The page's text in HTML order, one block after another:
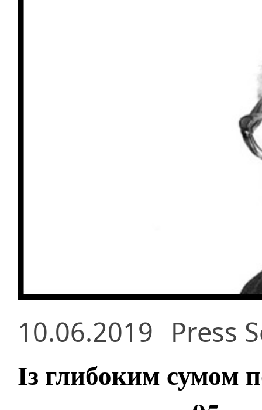
10.06.2019 Press
Із глибоким сумом